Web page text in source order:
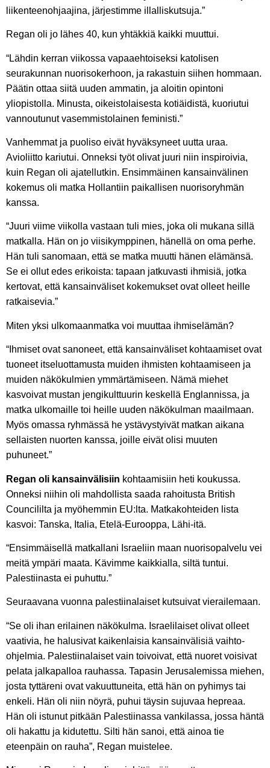
liikenteenohjaajina, järjestimme illalliskutsuja.”
Regan oli jo lähes 40, kun yhtäkkiä kaikki muuttui.
“Lähdin kerran viikossa vapaaehtoiseksi katolisen
seurakunnan nuorisokerhoon, ja rakastuin siihen hommaan.
Päätin ottaa siitä uuden ammatin, ja aloitin opintoni
yliopistolla. Minusta, oikeistolaisesta kotiäidistä, kuoriutui
vannoutunut vasemmistolainen feministi.”
Vanhemmat ja puoliso eivät hyväksyneet uutta uraa.
Avioliitto kariutui. Onneksi työt olivat juuri niin inspiroivia,
kuin Regan oli ajatellutkin. Ensimmäinen kansainvälinen
kokemus oli matka Hollantiin paikallisen nuorisoryhmän
kanssa.
“Juuri viime viikolla vastaan tuli mies, joka oli mukana sillä
matkalla. Hän on jo viisikymppinen, hänellä on oma perhe.
Hän tuli sanomaan, että se matka muutti hänen elämänsä.
Se ei ollut edes erikoista: tapaan jatkuvasti ihmisiä, jotka
kertovat, että kansainväliset kokemukset ovat olleet heille
ratkaisevia.”
Miten yksi ulkomaanmatka voi muuttaa ihmiselämän?
“Ihmiset ovat sanoneet, että kansainväliset kohtaamiset ovat
tuoneet itseluottamusta muiden ihmisten kohtaamiseen ja
muiden näkökulmien ymmärtämiseen. Nämä miehet
kasvoivat mustan jengikulttuurin keskellä Englannissa, ja
matka ulkomaille toi heille uuden näkökulman maailmaan.
Myös omassa ryhmässä he ystävystyivät matkan aikana
sellaisten nuorten kanssa, joille eivät olisi muuten
puhuneet.”
Regan oli kansainvälisiin kohtaamisiin heti koukussa.
Onneksi niihin oli mahdollista saada rahoitusta British
Councililta ja myöhemmin EU:lta. Matkakohteiden lista
kasvoi: Tanska, Italia, Etelä-Eurooppa, Lähi-itä.
“Ensimmäisellä matkallani Israeliin maan nuorisopalvelu vei
meitä ympäri maata. Kävimme kaikkialla, siltä tuntui.
Palestiinasta ei puhuttu.”
Seuraavana vuonna palestiinalaiset kutsuivat vierailemaan.
“Se oli ihan erilainen näkökulma. Israelilaiset olivat olleet
vaativia, he halusivat kaikenlaisia kansainvälisiä vaihto-
ohjelmia. Palestiinalaiset vain toivoivat, että nuoret voisivat
pelata jalkapalloa rauhassa. Tapasin Jerusalemissa miehen,
josta tyttäreni ovat vakuuttuneita, että hän on pyhimys tai
enkeli. Hän oli niin nöyrä, puhui täysin sujuvaa hepreaa.
Hän oli istunut pitkään Palestiinassa vankilassa, jossa häntä
oli hakattu ja kidutettu. Silti hän sanoi, että ainoa tie
eteenpäin on rauha”, Regan muistelee.